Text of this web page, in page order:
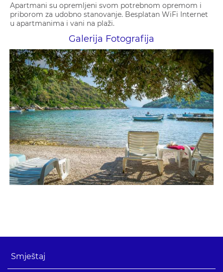
Apartmani su opremljeni svom potrebnom opremom i
priborom za udobno stanovanje. Besplatan WiFi Internet
u apartmanima i vani na plaži.
Galerija Fotografija
Smještaj